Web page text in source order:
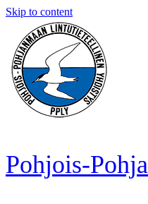
Skip to content
Pohjois-